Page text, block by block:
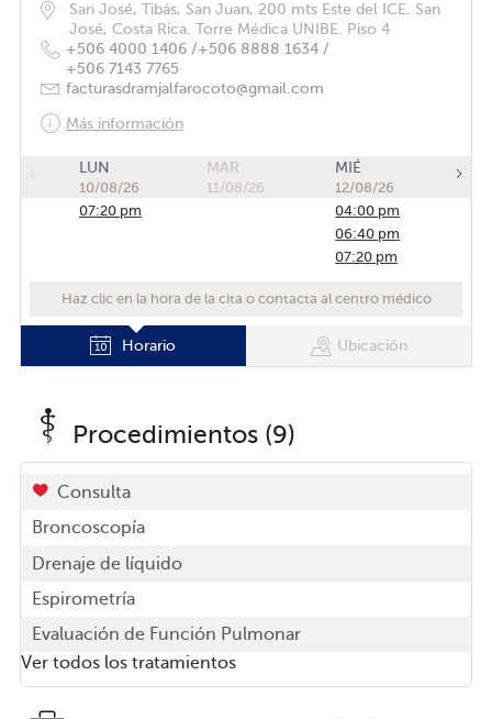
San José, Tibás, San Juan, 200 mts Este del ICE. San
José, Costa Rica. Torre Médica UNIBE. Piso 4
+506 4000 1406 /+506 8888 1634 /
+506 7143 7765
facturasdramjalfarocoto@gmail.com
Más información
LUN
10/08/26
07:20 pm
MAR
11/08/26
MIÉ
12/08/26
04:00 pm
06:40 pm
07:20 pm
Haz clic en la hora de la cita o contacta al centro médico
Horario Ubicación
Procedimientos (9)
Consulta
Broncoscopía
Drenaje de líquido
Espirometría
Evaluación de Función Pulmonar
Ver todos los tratamientos